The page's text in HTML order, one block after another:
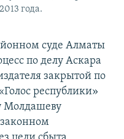
года.
суде Алматы
по делу Аскара
закрытой по
республики»
Молдашеву